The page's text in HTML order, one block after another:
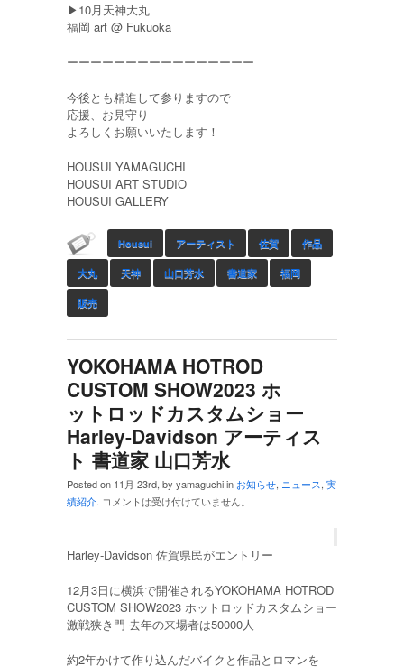
▶︎10月天神大丸
福岡 art @ Fukuoka
ーーーーーーーーーーーーーーーー
今後とも精進して参りますので
応援、お見守り
よろしくお願いいたします！
HOUSUI YAMAGUCHI
HOUSUI ART STUDIO
HOUSUI GALLERY
Housui アーティスト 佐賀 作品
大丸 天神 山口芳水 書道家 福岡
販売
YOKOHAMA HOTROD
CUSTOM SHOW2023 ホ
ットロッドカスタムショー
Harley-Davidson アーティス
ト 書道家 山口芳水
Posted on 11月 23rd, by yamaguchi in お知らせ, ニュース, 実
績紹介. コメントは受け付けていません。
Harley-Davidson 佐賀県民がエントリー
12月3日に横浜で開催されるYOKOHAMA HOTROD
CUSTOM SHOW2023 ホットロッドカスタムショー
激戦狭き門 去年の来場者は50000人
約2年かけて作り込んだバイクと作品とロマンを